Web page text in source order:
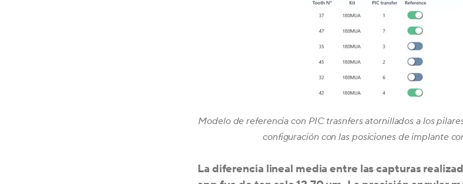
Modelo de referencia con PIC trasnfers atornillados a los
configuración con las posiciones de implante
La diferencia lineal media entre las capturas